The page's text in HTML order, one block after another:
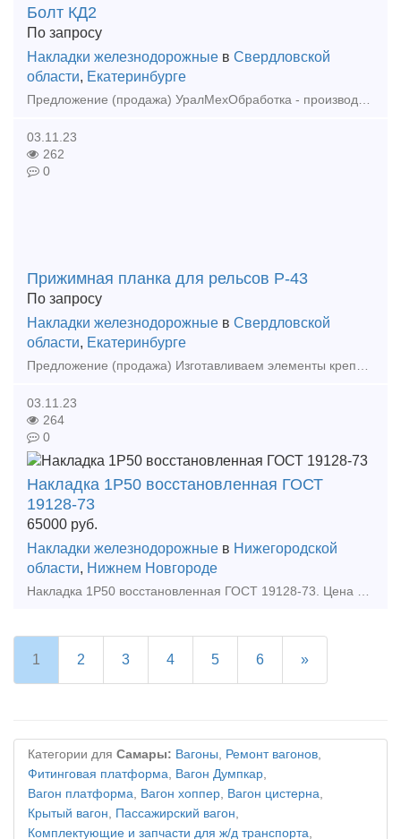
Болт КД2
По запросу
Накладки железнодорожные в Свердловской
области, Екатеринбурге
Предложение (продажа) УралМехОбработка - производитель соединительных и крепежных изделий применяемых при строительстве в районах с сейсмичностью 7-9 баллов.
03.11.23
262
0
Прижимная планка для рельсов Р-43
По запросу
Накладки железнодорожные в Свердловской
области, Екатеринбурге
Предложение (продажа) Изготавливаем элементы крепления рельсов == Собственное производство! Доставка по России! == Изготавливаем:
03.11.23
264
0
Накладка 1Р50 восстановленная ГОСТ
19128-73
65000 руб.
Накладки железнодорожные в Нижегородской
области, Нижнем Новгороде
Накладка 1Р50 восстановленная ГОСТ 19128-73. Цена накладки 1р 50 указана с ндсОтгрузка накладки 1Р-50: транспортной компанией или самовывозОплата накладок 1р50 осуществляется с пом
1 2 3 4 5 6 »
Категории для Самары: Вагоны, Ремонт вагонов,
Фитинговая платформа, Вагон Думпкар,
Вагон платформа, Вагон хоппер, Вагон цистерна,
Крытый вагон, Пассажирский вагон,
Комплектующие и запчасти для ж/д транспорта,